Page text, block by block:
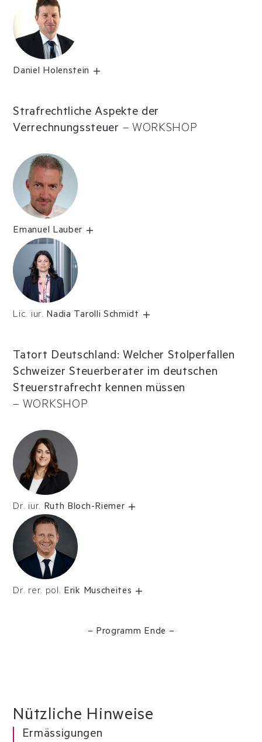
Daniel Holenstein
Strafrechtliche Aspekte der
Verrechnungssteuer – WORKSHOP
Emanuel Lauber
Lic. iur. Nadia Tarolli Schmidt
Tatort Deutschland: Welcher Stolperfallen
Schweizer Steuerberater im deutschen
Steuerstrafrecht kennen müssen
– WORKSHOP
Dr. iur. Ruth Bloch-Riemer
Dr. rer. pol. Erik Muscheites
– Programm Ende –
Nützliche Hinweise
Ermässigungen